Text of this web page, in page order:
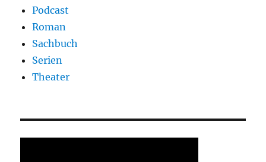
Podcast
Roman
Sachbuch
Serien
Theater